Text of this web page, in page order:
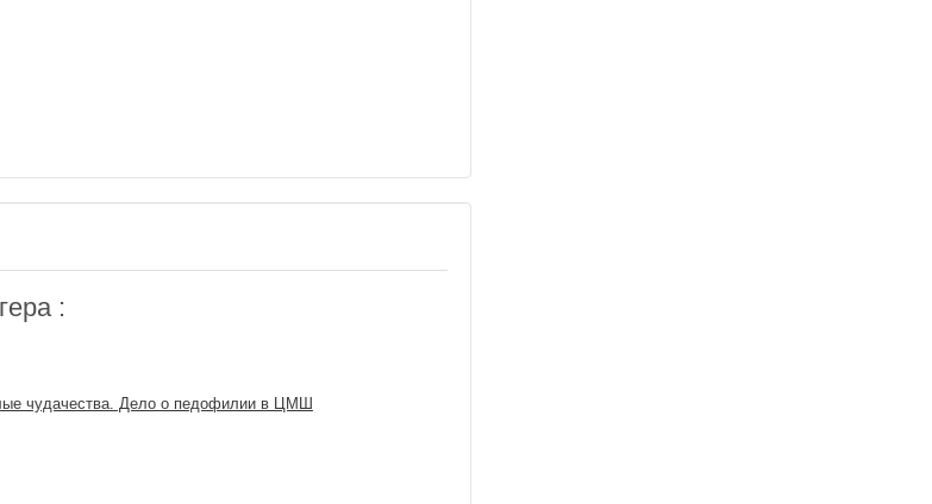
:
чудачества. Дело о педофилии в ЦМШ